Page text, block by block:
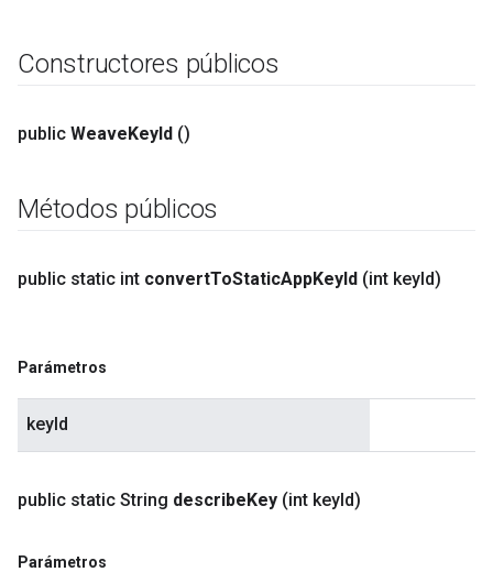
Constructores públicos
public WeaveKeyId ()
Métodos públicos
public static int convertToStaticAppKeyId (int keyId)
Parámetros
keyId
public static String describeKey (int keyId)
Parámetros